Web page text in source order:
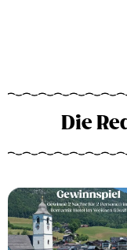
Die